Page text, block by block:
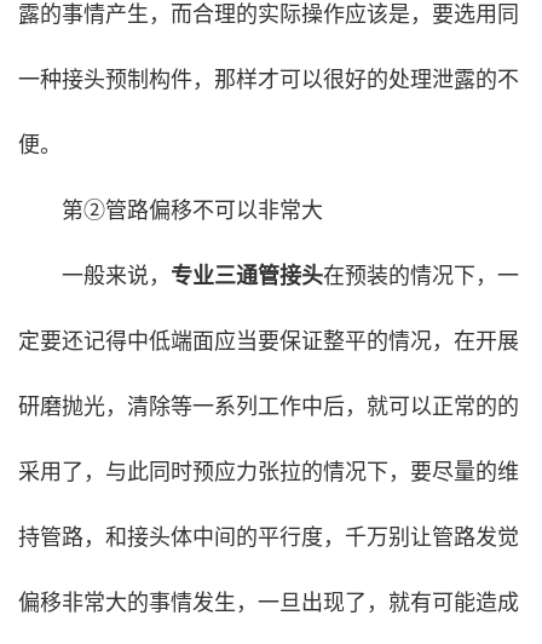
露的事情产生，而合理的实际操作应该是，要选用同
一种接头预制构件，那样才可以很好的处理泄露的不
便。
第②管路偏移不可以非常大
一般来说， 专业三通管接头在预装的情况下，一
定要还记得中低端面应当要保证整平的情况，在开展
研磨抛光，清除等一系列工作中后，就可以正常的的
采用了，与此同时预应力张拉的情况下，要尽量的维
持管路，和接头体中间的平行度，千万别让管路发觉
偏移非常大的事情发生，一旦出现了，就有可能造成